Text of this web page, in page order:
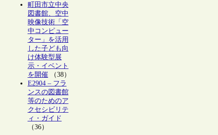
町田市立中央
図書館、空中
映像技術「空
中コンピュー
ター」を活用
した子ども向
け体験型展
示・イベント
を開催（38）
E2904 – フラ
ンスの図書館
等のためのア
クセシビリテ
ィ・ガイド
（36）